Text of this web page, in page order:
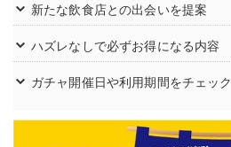
新たな飲食店との出会いを提案
ハズレなしで必ずお得になる内容
ガチャ開催日や利用期間をチェック